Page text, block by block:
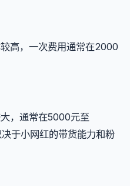
高，一次费用通常在2000
，通常在5000元至
于小网红的带货能力和粉